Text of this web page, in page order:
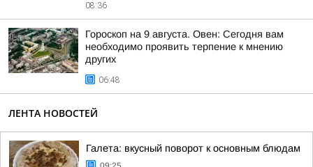
08:36
Гороскоп на 9 августа. Овен: Сегодня вам
необходимо проявить терпение к мнению
других
06:48
ЛЕНТА НОВОСТЕЙ
Галета: вкусный поворот к основным блюдам